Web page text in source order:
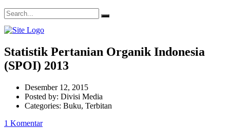
Statistik Pertanian Organik Indonesia
(SPOI) 2013
Desember 12, 2015
Posted by: Divisi Media
Categories: Buku, Terbitan
1 Komentar